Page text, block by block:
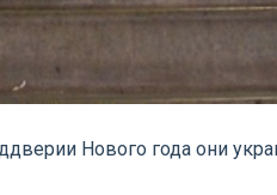
Нового года они